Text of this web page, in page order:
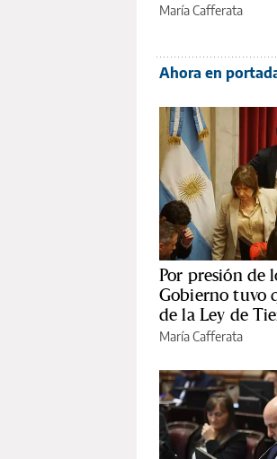
María Cafferata
Ahora en
Por presión de
Gobierno tuvo
de la Ley de
María Cafferata